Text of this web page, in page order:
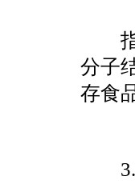
指
分子
存食